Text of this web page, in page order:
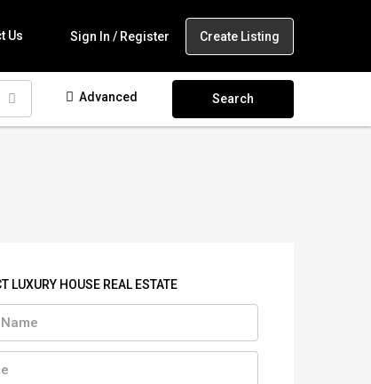
Us Sign In / Register Create Listing
Advanced Search
LUXURY HOUSE REAL ESTATE